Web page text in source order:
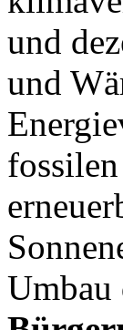
und
und
Umbau